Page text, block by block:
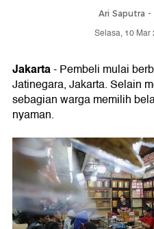
Ari Saputra -
Selasa, 10 Mar
Jakarta- Pembeli mulai
Jatinegara, Jakarta. Selain
sebagian warga memilih
nyaman.